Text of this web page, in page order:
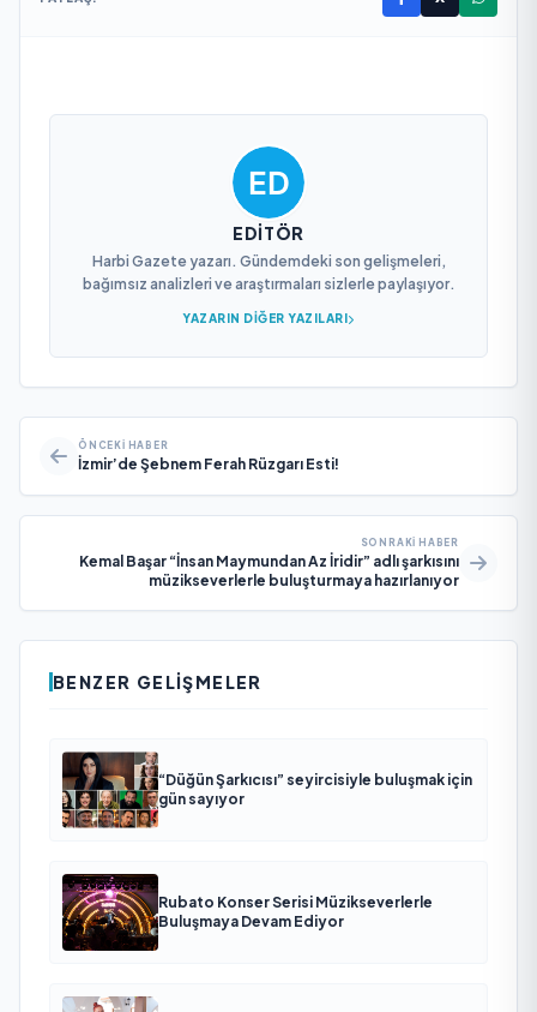
EDITÖR
Harbi Gazete yazarı. Gündemdeki son gelişmeleri,
bağımsız analizleri ve araştırmaları sizlerle paylaşıyor.
YAZARIN DIĞER YAZILARI
ÖNCEKI HABER
İzmir’de Şebnem Ferah Rüzgarı Esti!
SONRAKI HABER
Kemal Başar “İnsan Maymundan Az İridir” adlı şarkısını
müzikseverlerle buluşturmaya hazırlanıyor
BENZER GELIŞMELER
“Düğün Şarkıcısı” seyircisiyle buluşmak için
gün sayıyor
Rubato Konser Serisi Müzikseverlerle
Buluşmaya Devam Ediyor